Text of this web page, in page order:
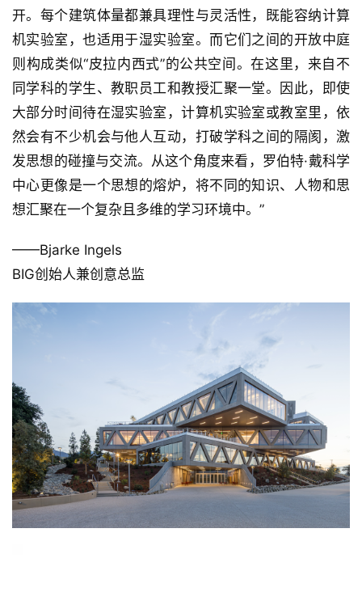
开。每个建筑体量都兼具理性与灵活性，既能容纳计算
机实验室，也适用于湿实验室。而它们之间的开放中庭
则构成类似“皮拉内西式”的公共空间。在这里，来自不
同学科的学生、教职员工和教授汇聚一堂。因此，即使
大部分时间待在湿实验室，计算机实验室或教室里，依
然会有不少机会与他人互动，打破学科之间的隔阂，激
发思想的碰撞与交流。从这个角度来看，罗伯特·戴科学
中心更像是一个思想的熔炉，将不同的知识、人物和思
想汇聚在一个复杂且多维的学习环境中。”
——Bjarke Ingels
BIG创始人兼创意总监